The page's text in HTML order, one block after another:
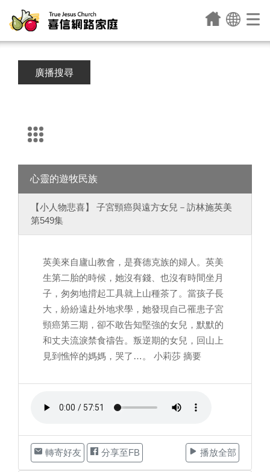
廣播搜尋
心靈的遊牧民族
【小人物悲喜】 子宮頸癌與遠方女兒－訪林施英美
第549集
英美來自廬山教會，是賽德克族的婦人。英美
生第二胎的時候，她沒有錢、也沒有時間坐月
子，匆匆地揹起工具就上山種茶了。當孩子長
大，紛紛遠赴外地求學，她發現自己罹患子宮
頸癌第三期，卻不敢告知堅強的女兒，默默的
和丈夫流淚禁食禱告。叛逆期的女兒，回山上
見到憔悴的媽媽，哭了…。 小莉莎 摘要
轉寄好友 分享至FB 播放全部